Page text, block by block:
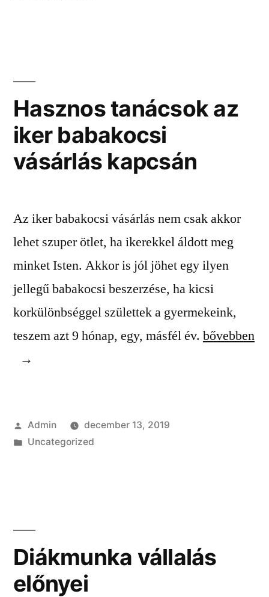
Hasznos tanácsok az
iker babakocsi
vásárlás kapcsán
Az iker babakocsi vásárlás nem csak akkor
lehet szuper ötlet, ha ikerekkel áldott meg
minket Isten. Akkor is jól jöhet egy ilyen
jellegű babakocsi beszerzése, ha kicsi
korkülönbséggel születtek a gyermekeink,
teszem azt 9 hónap, egy, másfél év. “Hasznos
bővebben
Szerző:
Admin
december 13, 2019
Kategória:
Uncategorized
Diákmunka vállalás
előnyei